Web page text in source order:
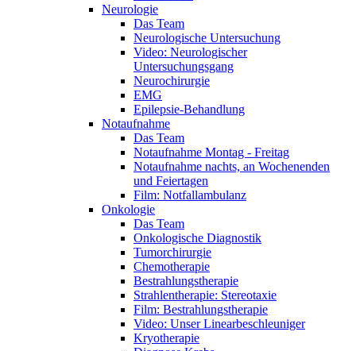
Neurologie
Das Team
Neurologische Untersuchung
Video: Neurologischer
Untersuchungsgang
Neurochirurgie
EMG
Epilepsie-Behandlung
Notaufnahme
Das Team
Notaufnahme Montag - Freitag
Notaufnahme nachts, an Wochenenden
und Feiertagen
Film: Notfallambulanz
Onkologie
Das Team
Onkologische Diagnostik
Tumorchirurgie
Chemotherapie
Bestrahlungstherapie
Strahlentherapie: Stereotaxie
Film: Bestrahlungstherapie
Video: Unser Linearbeschleuniger
Kryotherapie